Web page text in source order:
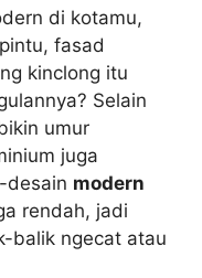
di kotamu,
fasad
kinclong itu
Selain
umur
juga
desain modern
rendah, jadi
balik ngecat atau